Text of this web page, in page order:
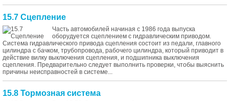
15.7 Сцепление
Часть автомобилей начиная с 1986 года выпуска
оборудуется сцеплением с гидравлическим приводом.
Система гидравлического привода сцепления состоит из педали, главного
цилиндра с бачком, трубопровода, рабочего цилиндра, который приводит в
действие вилку выключения сцепления, и подшипника выключения
сцепления. Предварительно следует выполнить проверки, чтобы выяснить
причины неисправностей в системе...
15.8 Тормозная система